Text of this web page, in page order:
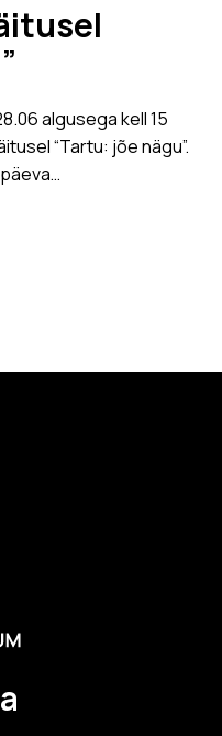
algusega kell 15
“Tartu: jõe nägu”.